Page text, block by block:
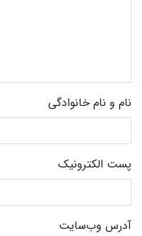
نام و نام خانوادگی
پست الکترونیک
آدرس وب‌سایت